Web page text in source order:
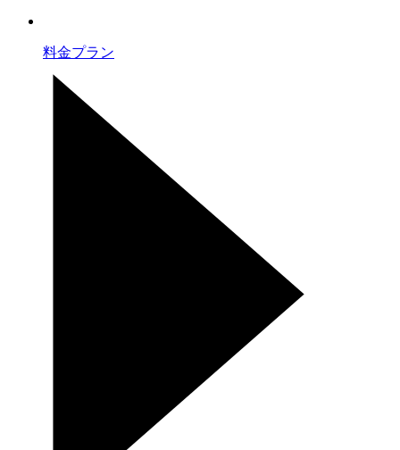
料金プラン